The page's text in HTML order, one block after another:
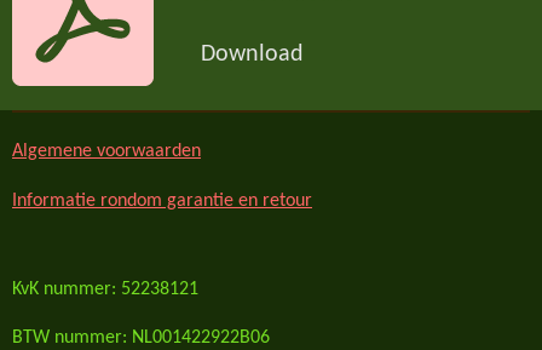
Download
Algemene voorwaarden
Informatie rondom garantie en retour
KvK nummer: 52238121
BTW nummer: NL001422922B06